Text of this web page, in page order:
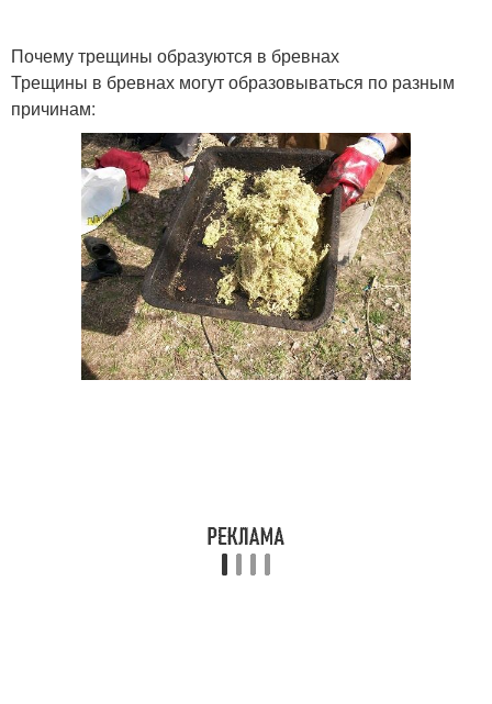
Почему трещины образуются в бревнах
Трещины в бревнах могут образовываться по разным
причинам: